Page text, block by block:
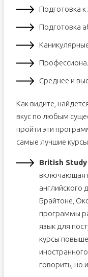
Подготовка к
Подготовка
Среднее и
Как видите,
вкус по любым
пройти эти
самые лучшие курсы
British
включающая
английского
Брайтоне,
программы
язык для
курсы
говорить, но